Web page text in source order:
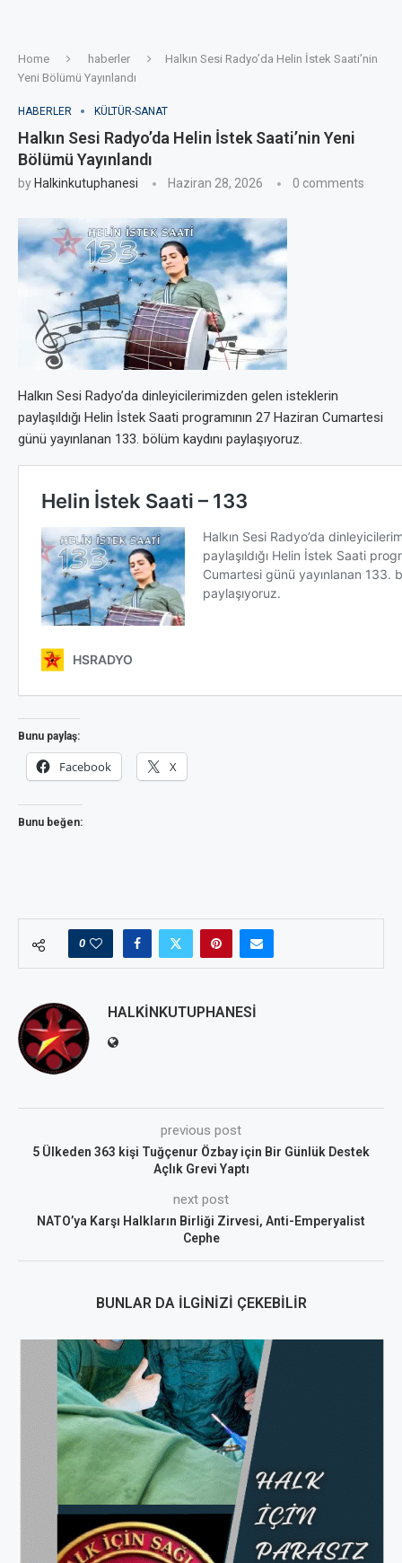
Home haberler
Halkın Sesi Radyo’da Helin İstek Saati’nin
Yeni Bölümü Yayınlandı
HABERLER KÜLTÜR-SANAT
Halkın Sesi Radyo’da Helin İstek Saati’nin Yeni
Bölümü Yayınlandı
by Halkinkutuphanesi Haziran 28, 2026 0 comments
Halkın Sesi Radyo’da dinleyicilerimizden gelen isteklerin
paylaşıldığı Helin İstek Saati programının 27 Haziran Cumartesi
günü yayınlanan 133. bölüm kaydını paylaşıyoruz.
Bunu paylaş:
Facebook X
Bunu beğen:
0
HALKINKUTUPHANESI
previous post
5 Ülkeden 363 kişi Tuğçenur Özbay için Bir Günlük Destek
Açlık Grevi Yaptı
next post
NATO’ya Karşı Halkların Birliği Zirvesi, Anti-Emperyalist
Cephe
BUNLAR DA İLGINIZI ÇEKEBILIR